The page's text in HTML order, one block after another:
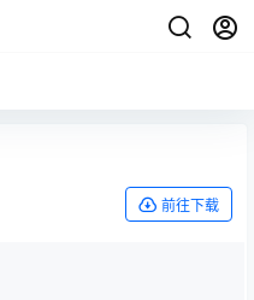
前往下载